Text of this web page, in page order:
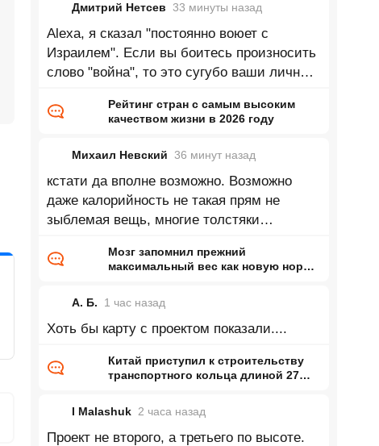
Дмитрий Нетсев 33 минуты назад
Alexa, я сказал "постоянно воюет с
Израилем". Если вы боитесь произносить
слово "война", то это сугубо ваши личные
Рейтинг стран с самым высоким
качеством жизни в 2026 году
Михаил Невский 36 минут назад
кстати да вполне возможно. Возможно
даже калорийность не такая прям не
зыблемая вещь, многие толстяки
и не
Мозг запомнил прежний
максимальный вес как новую норму
А. Б. 1 час назад
Хоть бы карту с проектом показали....
Китай приступил к строительству
транспортного кольца длиной 27
I Malashuk 2 часа назад
Проект не второго, а третьего по высоте.